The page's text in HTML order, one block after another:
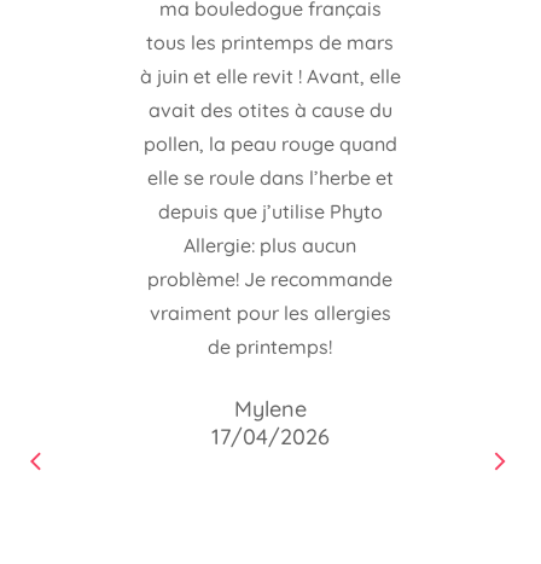
ma bouledogue français
tous les printemps de mars
à juin et elle revit ! Avant, elle
avait des otites à cause du
pollen, la peau rouge quand
elle se roule dans l’herbe et
depuis que j’utilise Phyto
Allergie: plus aucun
problème! Je recommande
vraiment pour les allergies
de printemps!
Mylene
17/04/2026